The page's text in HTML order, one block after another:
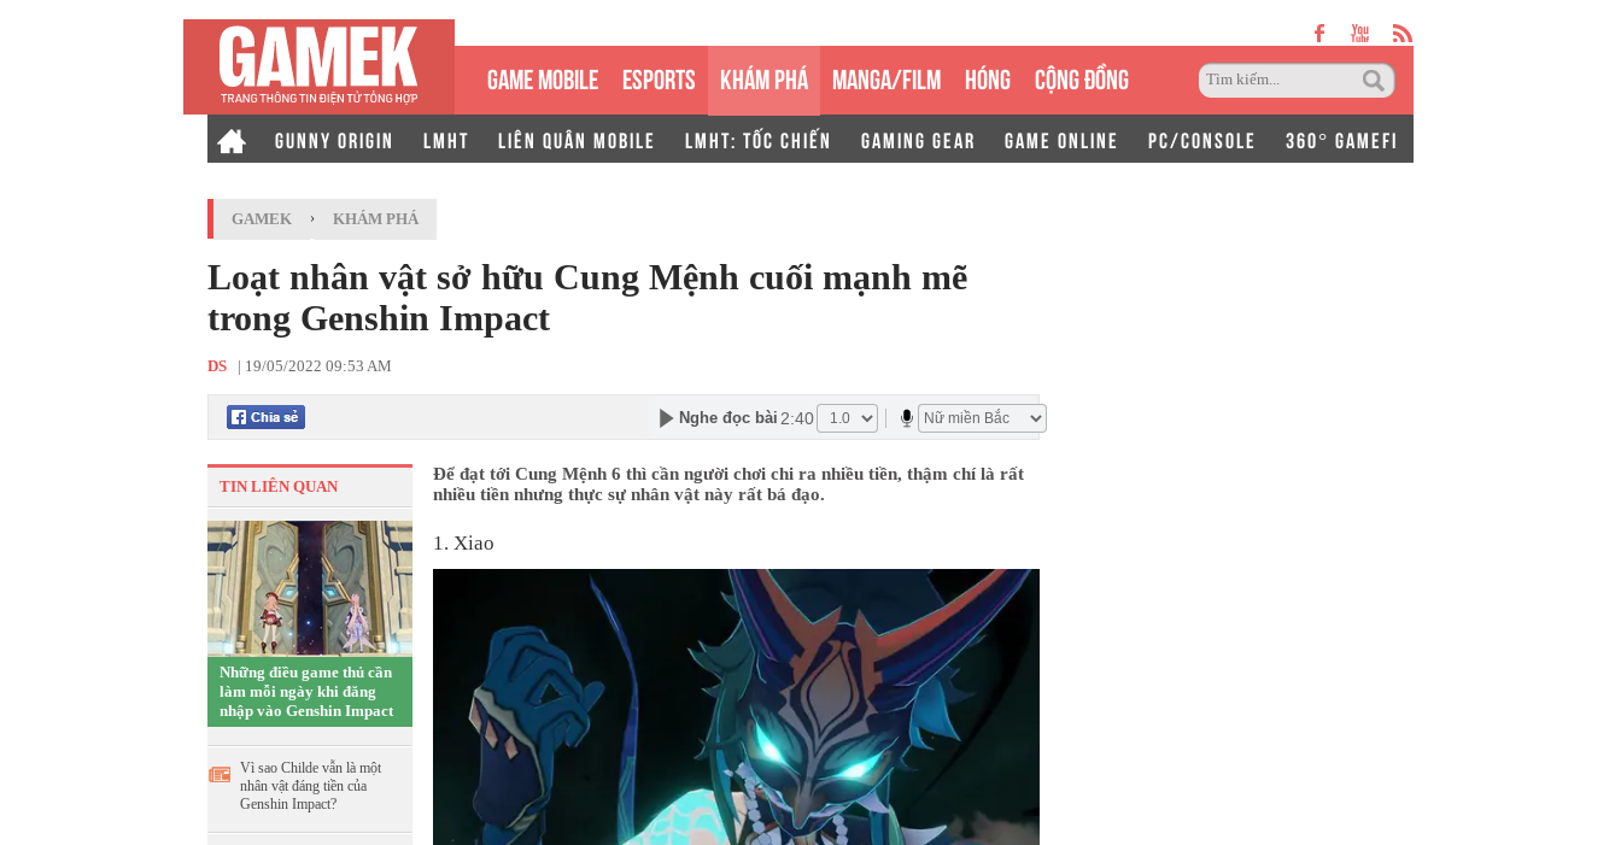
GAME MOBILE ESPORTS KHÁM PHÁ MANGA/FILM HÓNG CỘNG ĐỒNG
GUNNY ORIGIN LMHT LIÊN QUÂN MOBILE LMHT: TỐC CHIẾN GAMING GEAR GAME ONLINE PC/CONSOLE 360° GAMEFI
GAMEK › KHÁM PHÁ
Loạt nhân vật sở hữu Cung Mệnh cuối mạnh mẽ
trong Genshin Impact
DS | 19/05/2022 09:53 AM
Nghe đọc bài 2:40
TIN LIÊN QUAN
Những điều game thủ cần
làm mỗi ngày khi đăng
nhập vào Genshin Impact
Vì sao Childe vẫn là một
nhân vật đáng tiền của
Genshin Impact?
Để đạt tới Cung Mệnh 6 thì cần người chơi chi ra nhiều tiền, thậm chí là rất
nhiều tiền nhưng thực sự nhân vật này rất bá đạo.
1. Xiao